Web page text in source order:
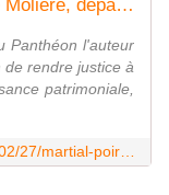
Martial Poirson : " C'est l'œuvre de Molière, dépassant sa seule personne, qui est susceptible d'être panthéonisée "
Panthéon l'auteur
rendre justice à
patrimoniale,